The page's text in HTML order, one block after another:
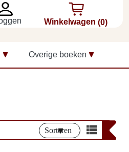
Winkelwagen (0)
Overige boeken
Sorteren